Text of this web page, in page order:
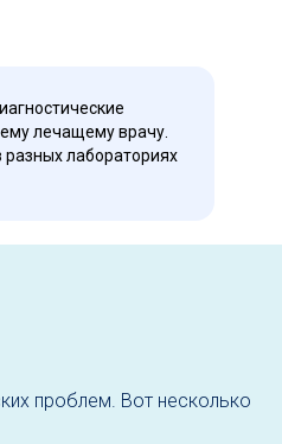
лечащему врачу.
разных лабораториях
проблем. Вот несколько